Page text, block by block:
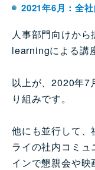
2021年6月：全
人事部門向けか
learningによる講
以上が、2020年7
り組みです。
他にも並行して、
ライの社内コミュ
インで懇親会や